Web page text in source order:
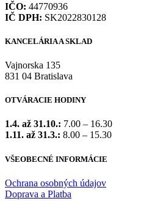
IČO: 44770936
IČ DPH: SK2022830128
KANCELÁRIA A SKLAD
Vajnorska 135
831 04 Bratislava
OTVÁRACIE HODINY
1.4. až 31.10.: 7.00 – 16.30
1.11. až 31.3.: 8.00 – 15.30
VŠEOBECNÉ INFORMÁCIE
Ochrana osobných údajov
Doprava a Platba